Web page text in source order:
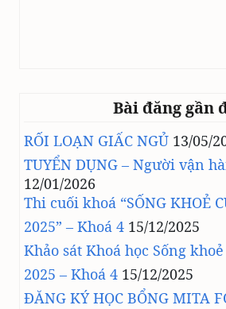
Bài đăng gần
RỐI LOẠN GIẤC NGỦ 13/05/
TUYỂN DỤNG – Người vận
12/01/2026
Thi cuối khoá “SỐNG KHOẺ
2025” – Khoá 4 15/12/2025
Khảo sát Khoá học Sống
2025 – Khoá 4 15/12/2025
ĐĂNG KÝ HỌC BỔNG MITA